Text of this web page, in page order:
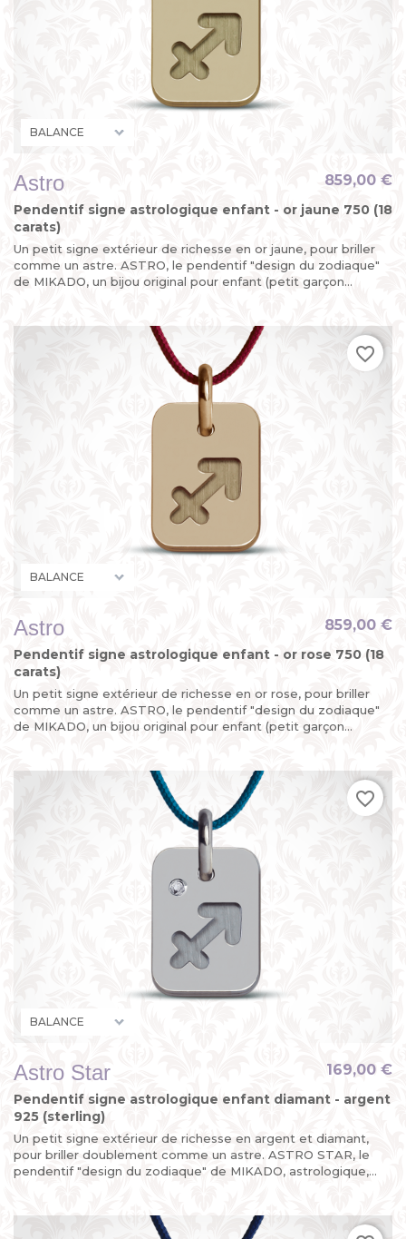
Astro
Pendentif signe astrologique enfant - or jaune 750 (18
carats)
Un petit signe extérieur de richesse en or jaune, pour briller
comme un astre. ASTRO, le pendentif "design du zodiaque"
de MIKADO, un bijou original pour enfant (petit garçon...
859,00 €
Astro
Pendentif signe astrologique enfant - or rose 750 (18
carats)
Un petit signe extérieur de richesse en or rose, pour briller
comme un astre. ASTRO, le pendentif "design du zodiaque"
de MIKADO, un bijou original pour enfant (petit garçon...
859,00 €
favorite_border
Astro Star
Pendentif signe astrologique enfant diamant - argent
925 (sterling)
Un petit signe extérieur de richesse en argent et diamant,
pour briller doublement comme un astre. ASTRO STAR, le
pendentif "design du zodiaque" de MIKADO, astrologique,
169,00 €
favorite_border